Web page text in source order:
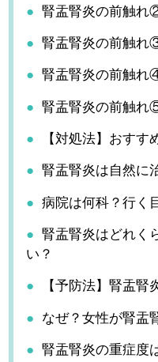
腎盂腎炎の前触れ
腎盂腎炎の前触れ
腎盂腎炎の前触れ
腎盂腎炎の前触れ
【対処法】おすす
腎盂腎炎は自然に
病院は何科？行く
腎盂腎炎はどれく
い？
【予防法】腎盂腎
なぜ？女性が腎盂
腎盂腎炎の重症度